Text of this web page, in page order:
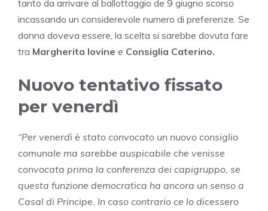
tanto da arrivare al ballottaggio de 9 giugno scorso
incassando un considerevole numero di preferenze. Se
donna doveva essere, la scelta si sarebbe dovuta fare
tra Margherita Iovine e Consiglia Caterino.
Nuovo tentativo fissato
per venerdì
“Per venerdì è stato convocato un nuovo consiglio
comunale ma sarebbe auspicabile che venisse
convocata prima la conferenza dei capigruppo, se
questa funzione democratica ha ancora un senso a
Casal di Principe. In caso contrario ce lo dicessero